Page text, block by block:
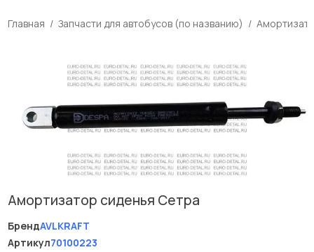
Главная Запчасти для автобусов (по названию)
Амортизатор сиденья Сетра
БрендAVLKRAFT
Артикул70100223